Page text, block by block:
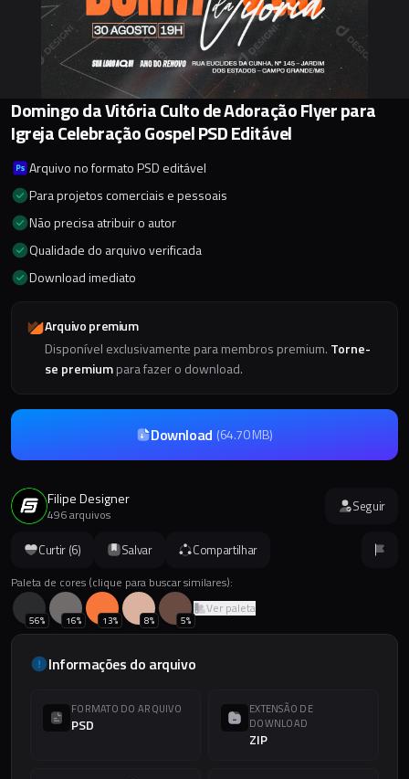
Curtir (6) Salvar Compartilhar
Paleta de cores (clique para buscar similares):
56% 16% 13% 8% 5%
Ver paleta
Informações do arquivo
FORMATO DO ARQUIVO
PSD
EXTENSÃO DE
DOWNLOAD
ZIP
Domingo da Vitória Culto de Adoração Flyer para
Igreja Celebração Gospel PSD Editável
Arquivo no formato PSD editável
Para projetos comerciais e pessoais
Não precisa atribuir o autor
Qualidade do arquivo verificada
Download imediato
Arquivo premium
Disponível exclusivamente para membros premium. Torne-
se premiumpara fazer o download.
Download (64.70 MB)
Filipe Designer
496 arquivos Seguir